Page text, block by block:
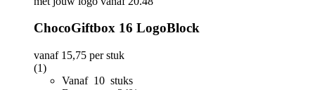
ChocoGiftbox 16 LogoBlock
vanaf 15,75 per stuk
(1)
Vanaf 10 stuks